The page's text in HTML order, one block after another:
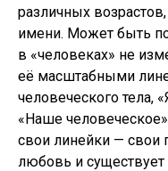
различных
имени. Может быть
в «человеках» не
её масштабными
человеческого
«Наше
свои линейки — свои
любовь и